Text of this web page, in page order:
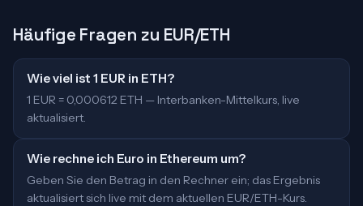
Häufige Fragen zu EUR/ETH
Wie viel ist 1 EUR in ETH?
1 EUR = 0,000612 ETH — Interbanken-Mittelkurs, live
aktualisiert.
Wie rechne ich Euro in Ethereum um?
Geben Sie den Betrag in den Rechner ein; das Ergebnis
aktualisiert sich live mit dem aktuellen EUR/ETH-Kurs.